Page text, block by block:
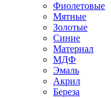
Фиолетовые
Мятные
Золотые
Синие
Материал
МДФ
Эмаль
Акрил
Береза